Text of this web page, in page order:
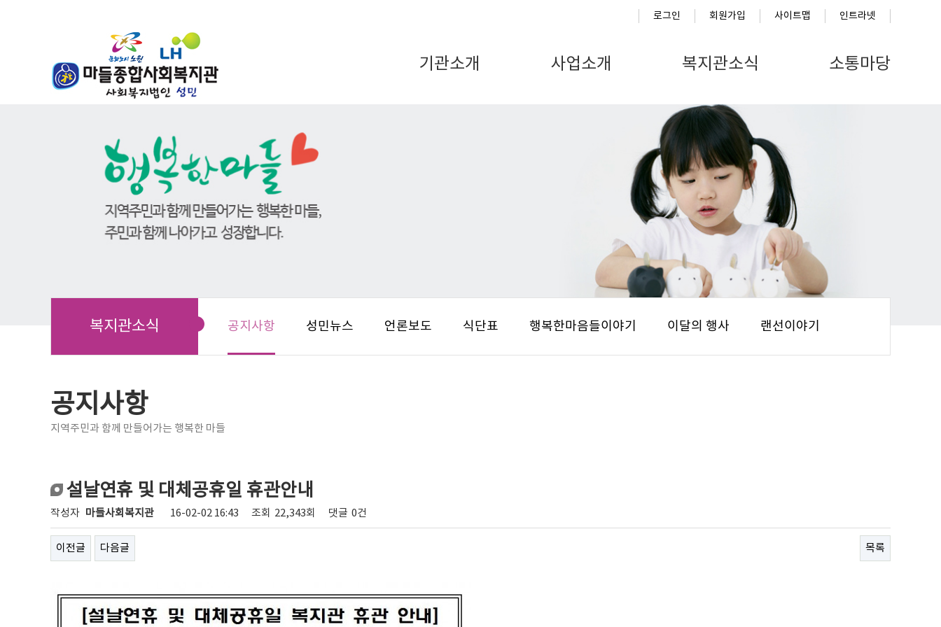
로그인 회원가입 사이트맵 인트라넷
기관소개 사업소개 복지관소식 소통마당
복지관소식 공지사항 성민뉴스 언론보도 식단표 행복한마음들이야기 이달의 행사 랜선이야기
공지사항
지역주민과 함께 만들어가는 행복한 마들
설날연휴 및 대체공휴일 휴관안내
작성자 마들사회복지관 16-02-02 16:43 조회 22,343회 댓글 0건
이전글 다음글 목록